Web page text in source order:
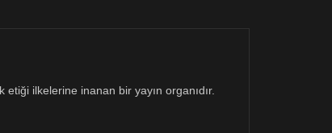
ilkelerine inanan bir yayın organıdır.